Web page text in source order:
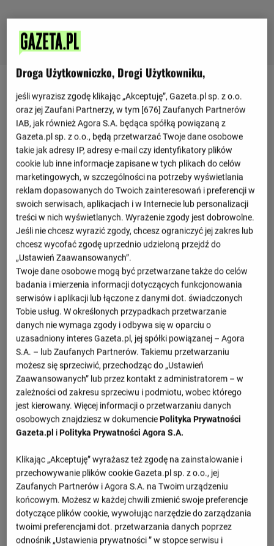
Ostatnie mecze
Sigma Ołomuniec 2 : 2
1 : 1
Mlada Boleslav
Jablonec 2 : 1
0 : 1
Sigma Ołomuniec
FSV Mainz 05 2 : 0 Sigma Ołomuniec
Sigma Ołomuniec 0 : 0
0 : 0
FSV Mainz 05
Lausanne 1 : 2
Zobacz więcej
Nadchodzące mecze
Artis Brno
- : -
09.08, 18:00 Sigma Ołomuniec
Slovacko - : -
15.08, 15:00
Sigma Ołomuniec
Sigma Ołomuniec - : -
23.08, 18:00
Banik Ostrawa - : -
29.08, 18:00
Sigma Ołomuniec
Sigma Ołomuniec - : -
05.09, 13:00
Bohemians 1905
Zobacz więcej
Droga Użytkowniczko, Drogi Użytkowniku,
jeśli wyrazisz zgodę klikając „Akceptuję”, Gazeta.pl sp. z o.o.
oraz jej Zaufani Partnerzy, w tym [676] Zaufanych Partnerów
IAB, jak również Agora S.A. będąca spółką powiązaną z
Gazeta.pl sp. z o.o., będą przetwarzać Twoje dane osobowe
takie jak adresy IP, adresy e-mail czy identyfikatory plików
cookie lub inne informacje zapisane w tych plikach do celów
marketingowych, w szczególności na potrzeby wyświetlania
reklam dopasowanych do Twoich zainteresowań i preferencji w
swoich serwisach, aplikacjach i w Internecie lub personalizacji
treści w nich wyświetlanych. Wyrażenie zgody jest dobrowolne.
Jeśli nie chcesz wyrazić zgody, chcesz ograniczyć jej zakres lub
chcesz wycofać zgodę uprzednio udzieloną przejdź do
„Ustawień Zaawansowanych”.
Twoje dane osobowe mogą być przetwarzane także do celów
badania i mierzenia informacji dotyczących funkcjonowania
serwisów i aplikacji lub łączone z danymi dot. świadczonych
Tobie usług. W określonych przypadkach przetwarzanie
danych nie wymaga zgody i odbywa się w oparciu o
uzasadniony interes Gazeta.pl, jej spółki powiązanej – Agora
S.A. – lub Zaufanych Partnerów. Takiemu przetwarzaniu
możesz się sprzeciwić, przechodząc do „Ustawień
Zaawansowanych” lub przez kontakt z administratorem – w
zależności od zakresu sprzeciwu i podmiotu, wobec którego
jest kierowany. Więcej informacji o przetwarzaniu danych
osobowych znajdziesz w dokumenciePolityka Prywatności
Gazeta.pl iPolityka Prywatności Agora S.A.
Klikając „Akceptuję” wyrażasz też zgodę na zainstalowanie i
przechowywanie plików cookie Gazeta.pl sp. z o.o., jej
Zaufanych Partnerów i Agora S.A. na Twoim urządzeniu
końcowym. Możesz w każdej chwili zmienić swoje preferencje
dotyczące plików cookie, wywołując narzędzie do zarządzania
twoimi preferencjami dot. przetwarzania danych poprzez
odnośnik „Ustawienia prywatności ” w stopce serwisu i